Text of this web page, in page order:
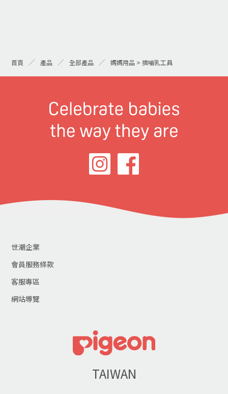
首頁 產品 全部產品 媽媽用品 > 擠哺乳工具
世潮企業
會員服務條款
客服專區
網站導覽
TAIWAN